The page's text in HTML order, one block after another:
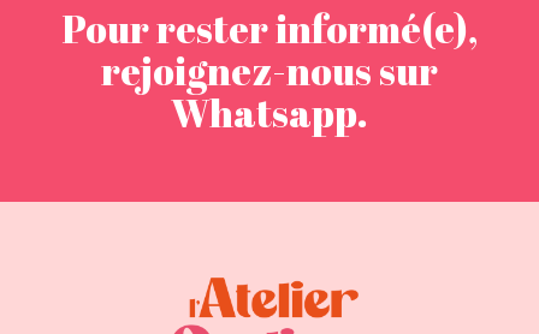
Pour rester informé(e),
rejoignez-nous sur
Whatsapp.